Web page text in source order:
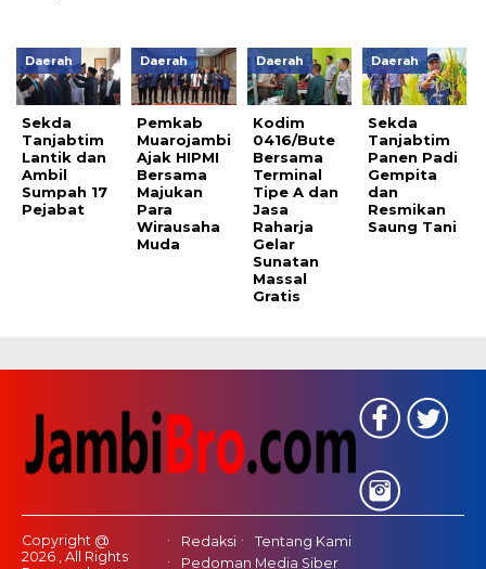
Daerah
Sekda
Tanjabtim
Lantik dan
Ambil
Sumpah 17
Pejabat
Daerah
Pemkab
Muarojambi
Ajak HIPMI
Bersama
Majukan
Para
Wirausaha
Muda
Daerah
Kodim
0416/Bute
Bersama
Terminal
Tipe A dan
Jasa
Raharja
Gelar
Sunatan
Massal
Gratis
Daerah
Sekda
Tanjabtim
Panen Padi
Gempita
dan
Resmikan
Saung Tani
Copyright @
2026 , All Rights
Redaksi
Tentang Kami
Pedoman Media Siber